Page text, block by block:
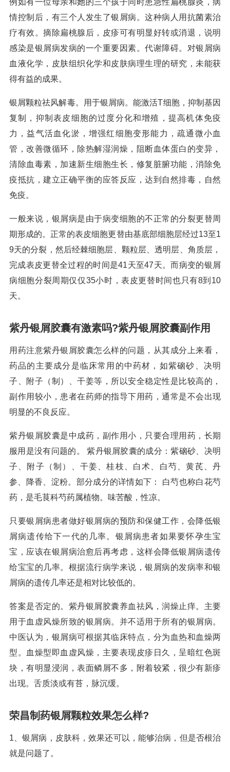
例如有一位母亲和她的三个孩子同时患急性扁桃腺炎，病
情控制后，有三个人发生了银屑病。这种病人用抗菌素治
疗有效。摘除扁桃腺后，皮疹可有明显好转或消退，说明
感染是银屑病发病的一个重要因素。代谢障碍。对银屑病
血液化学，皮肤组织化学和皮肤病理生理的研究，未能获
得有益的成果。
银屑颗粒祛风解毒。用于银屑病。能激活T细胞，抑制基因
复制，抑制表皮细胞的过度分化和增殖，提高机体免疫
力，益气活血化淤，增强红细胞变形能力，疏通微小血
管，改善微循环，除热解湿润燥，阻断血体蛋白的变异，
清除血毒素，加速新生细胞生长，修复脏腑功能，消除免
疫抵抗，建立正确平衡的应答反应，达到自然排毒，自然
免疫。
一般来说，银屑病是由于病变细胞的不正常的分裂更替周
期形成的。正常的表皮细胞更替由基底部细胞层经过13至1
9天的分裂，然后经棘细胞层、颗粒层、透明层、角质层，
完成表皮更替全过程的时间是41天至47天。而病变的银屑
病细胞分裂周期仅仅35小时，表皮更替时间也只有8到10
天。
紫丹银屑胶囊有激素吗?紫丹银屑胶囊副作用
用药注意紫丹银屑胶囊怎么样的问题，从其成分上来看，
药品的主要成分是临床常用的中药材，如紫硇砂、决明
子、附子（制）、干姜等，所以安全稳定性是比较高的，
副作用较小，患者在药师的指导下用药，通常是不会出现
明显的不良反应。
紫丹银屑胶囊是中成药，副作用小，只要合理用药，长期
服用是没有问题的。 紫丹银屑胶囊的成分：紫硇砂、决明
子、附子（制）、干姜、桂枝、白术、白芍、黄芪、丹
参、降香、淀粉。部分成分的详情如下： 白芍也称白花芍
药，是毛茛科芍药属植物。味苦酸，性凉。
只要银屑病患者做好银屑病的预防和保健工作，会降低银
屑病遗传给下一代的几率。银屑病患者如果要怀孕生宝
宝，应该在银屑病治愈后再考虑，这样会降低银屑病遗传
给宝宝的几率。根据流行病学来说，银屑病的发病率和银
屑病的遗传几率还是相对比较低的。
答案是否定的。紫丹银屑胶囊养血祛风，润燥止痒。主要
用于血虚风燥所致的银屑病。并不适用于所有的银屑病。
中医认为，银屑病可根据其临床特点，分为血热和血燥两
型。血燥型即血虚风燥，主要表现皮疹日久，呈暗红色斑
块，有明显浸润，表面鳞屑不多，附着较紧，很少有新疹
出现。舌质淡或有苔，脉沉缓。
荣昌制药银屑颗粒效果怎么样?
1、银屑病，皮肤科，效果还可以，能够治病，但是否根治
就是问题了。